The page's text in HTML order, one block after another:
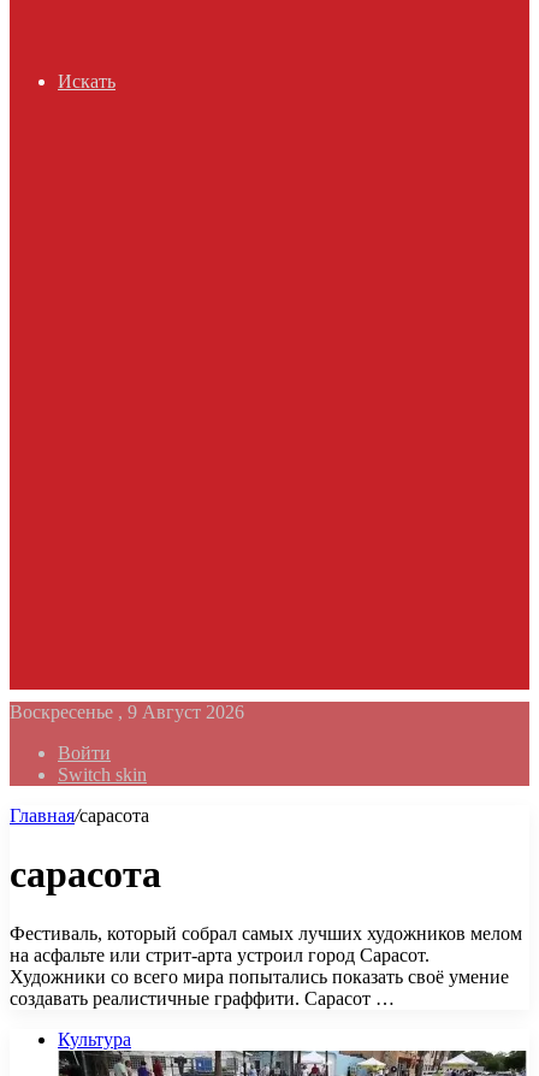
Искать
Воскресенье , 9 Август 2026
Войти
Switch skin
Главная/сарасота
сарасота
Фестиваль, который собрал самых лучших художников мелом
на асфальте или стрит-арта устроил город Сарасот.
Художники со всего мира попытались показать своё умение
создавать реалистичные граффити. Сарасот …
Культура